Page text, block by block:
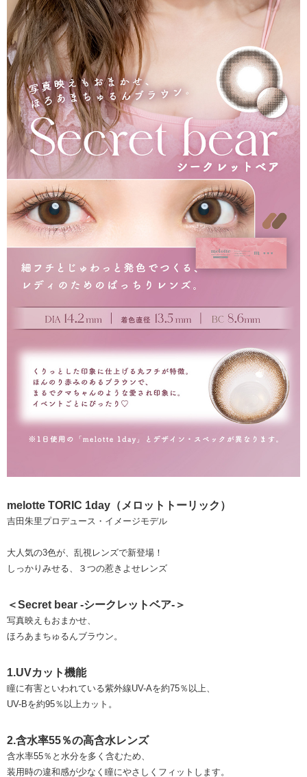
melotte TORIC 1day（メロットトーリック）
吉田朱里プロデュース・イメージモデル
大人気の3色が、乱視レンズで新登場！
しっかりみせる、３つの惹きよせレンズ
＜Secret bear -シークレットベア-＞
写真映えもおまかせ、
ほろあまちゅるんブラウン。
1.UVカット機能
瞳に有害といわれている紫外線UV-Aを約75％以上、
UV-Bを約95％以上カット。
2.含水率55％の高含水レンズ
含水率55％と水分を多く含むため、
装用時の違和感が少なく瞳にやさしくフィットします。